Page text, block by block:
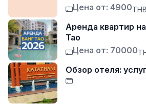
Цена от: 4900THB
Аренда квартир
Тао
Цена от: 70000
Обзор отеля: